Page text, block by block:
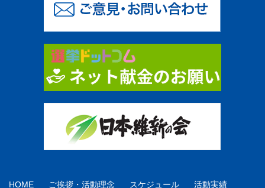
HOME ご挨拶・活動理念 スケジュール 活動実績